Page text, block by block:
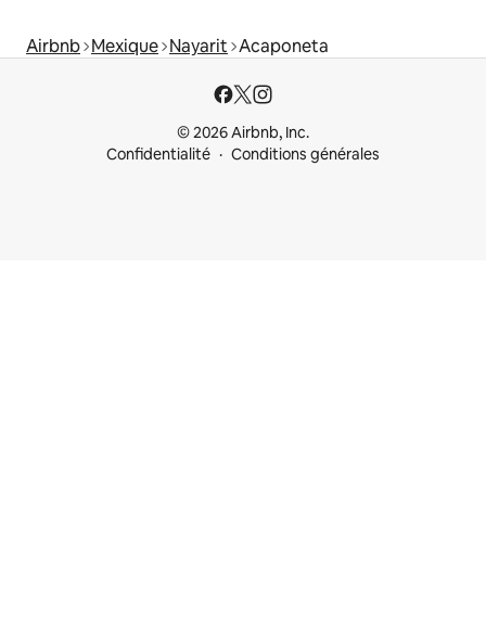
Airbnb Mexique Nayarit Acaponeta
© 2026 Airbnb, Inc.
Confidentialité
Conditions générales